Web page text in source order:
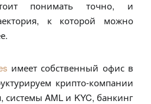
понимать точно, и
к которой можно
имеет собственный офис в
крипто-компании
системы AML и KYC, банкинг